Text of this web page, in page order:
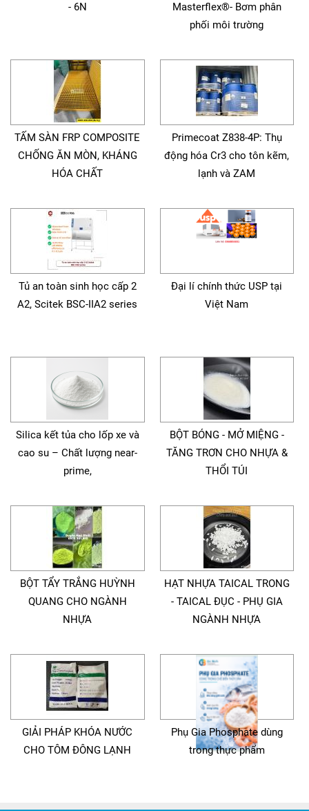
- 6N
Masterflex®- Bơm phân
phối môi trường
TẤM SÀN FRP COMPOSITE
CHỐNG ĂN MÒN, KHÁNG
HÓA CHẤT
Primecoat Z838-4P: Thụ
động hóa Cr3 cho tôn kẽm,
lạnh và ZAM
Tủ an toàn sinh học cấp 2
A2, Scitek BSC-IIA2 series
Đại lí chính thức USP tại
Việt Nam
Silica kết tủa cho lốp xe và
cao su – Chất lượng near-
prime,
BỘT BÓNG - MỞ MIỆNG -
TĂNG TRƠN CHO NHỰA &
THỔI TÚI
BỘT TẨY TRẮNG HUỲNH
QUANG CHO NGÀNH
NHỰA
HẠT NHỰA TAICAL TRONG
- TAICAL ĐỤC - PHỤ GIA
NGÀNH NHỰA
GIẢI PHÁP KHÓA NƯỚC
CHO TÔM ĐÔNG LẠNH
Phụ Gia Phosphate dùng
trong thực phẩm